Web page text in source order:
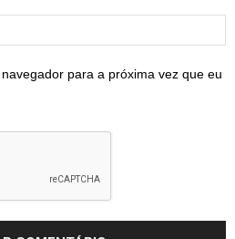
para a próxima vez que eu